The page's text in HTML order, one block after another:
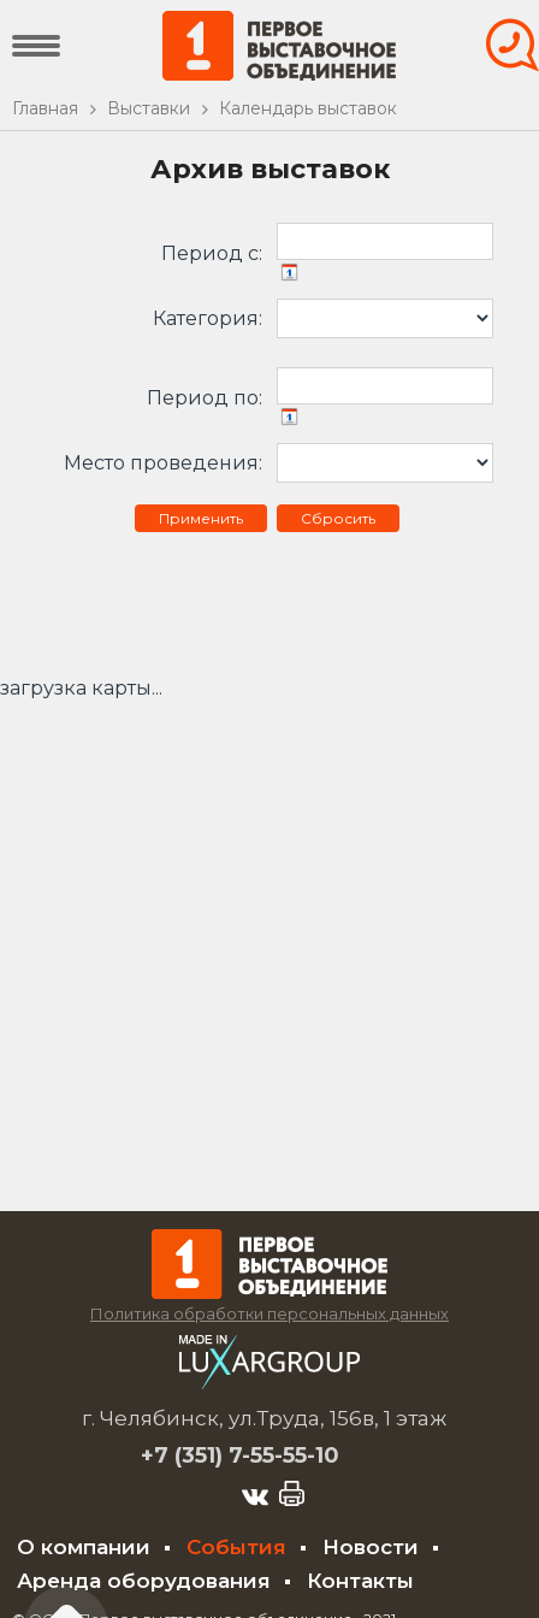
Главная Выставки Календарь выставок
Архив выставок
Период c:
Категория:
Период по:
Место проведения:
Сбросить
загрузка карты...
Политика обработки персональных данных
г. Челябинск, ул.Труда, 156в, 1 этаж
+7 (351) 7-55-55-10
О компании События
Новости
Аренда оборудования
Контакты